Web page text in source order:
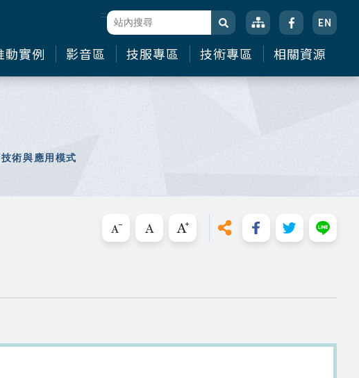
:::
站台檢索
動實例 影音區 技服專區 技術專區 相關資源
術與應用模式